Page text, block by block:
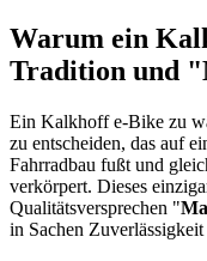
Warum ein
Tradition und
Ein Kalkhoff e-Bike zu
zu entscheiden, das auf
Fahrradbau fußt und
verkörpert. Dieses
Qualitätsversprechen "
in Sachen